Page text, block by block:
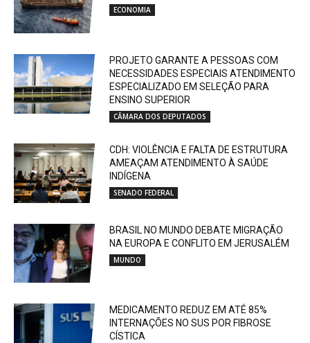
ECONOMIA
PROJETO GARANTE A PESSOAS COM
NECESSIDADES ESPECIAIS ATENDIMENTO
ESPECIALIZADO EM SELEÇÃO PARA
ENSINO SUPERIOR
CÂMARA DOS DEPUTADOS
CDH: VIOLÊNCIA E FALTA DE ESTRUTURA
AMEAÇAM ATENDIMENTO À SAÚDE
INDÍGENA
SENADO FEDERAL
BRASIL NO MUNDO DEBATE MIGRAÇÃO
NA EUROPA E CONFLITO EM JERUSALÉM
MUNDO
MEDICAMENTO REDUZ EM ATÉ 85%
INTERNAÇÕES NO SUS POR FIBROSE
CÍSTICA